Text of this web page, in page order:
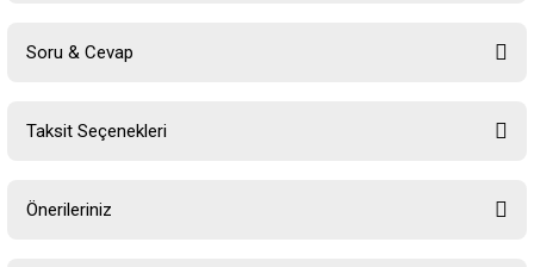
Soru & Cevap
Taksit Seçenekleri
Önerileriniz